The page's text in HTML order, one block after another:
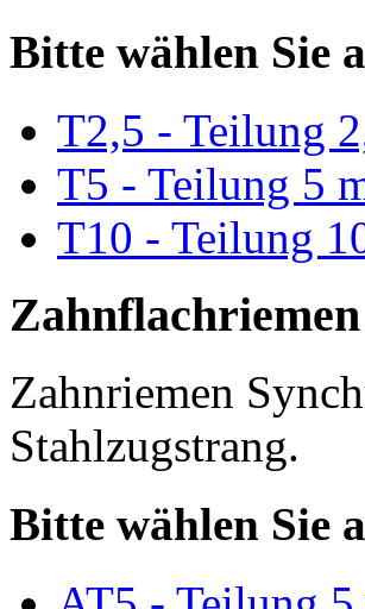
Bitte wählen Sie
T2,5 - Teilung
T5 - Teilung 5
T10 - Teilung
Zahnriemen
Stahlzugstrang.
Bitte wählen Sie